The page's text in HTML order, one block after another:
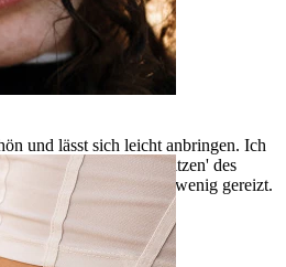
und lässt sich leicht anbringen. Ich
gefunden, die 'Spitzen' des
haben mich ein wenig gereizt.
Kauf